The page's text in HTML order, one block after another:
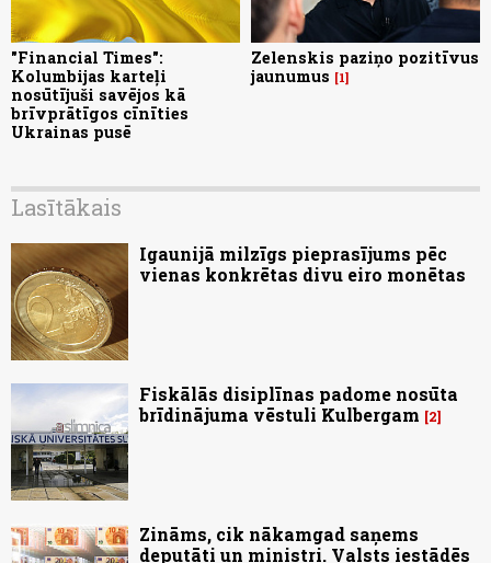
"Financial Times":
Kolumbijas karteļi
nosūtījuši savējos kā
brīvprātīgos cīnīties
Ukrainas pusē
Zelenskis paziņo pozitīvus
jaunumus
1
Lasītākais
Igaunijā milzīgs pieprasījums pēc
vienas konkrētas divu eiro monētas
Fiskālās disiplīnas padome nosūta
brīdinājuma vēstuli Kulbergam
2
Zināms, cik nākamgad saņems
deputāti un ministri. Valsts iestādēs